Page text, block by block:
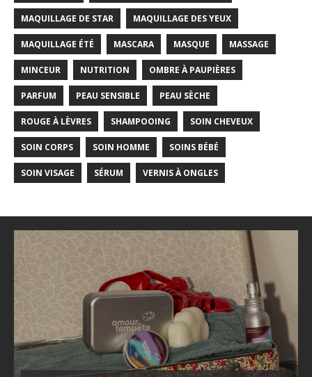
MAQUILLAGE DE STAR MAQUILLAGE DES YEUX
MAQUILLAGE ÉTÉ MASCARA MASQUE MASSAGE
MINCEUR NUTRITION OMBRE À PAUPIÈRES
PARFUM PEAU SENSIBLE PEAU SÈCHE
ROUGE À LÈVRES SHAMPOOING SOIN CHEVEUX
SOIN CORPS SOIN HOMME SOINS BÉBÉ
SOIN VISAGE SÉRUM VERNIS À ONGLES